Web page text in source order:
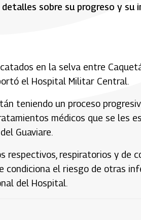
sobre su progreso y su
en la selva entre
el Hospital Militar Central.
teniendo un proceso
médicos que se les
Guaviare.
respectivos, respiratorios y de
condiciona el riesgo de otras
del Hospital.